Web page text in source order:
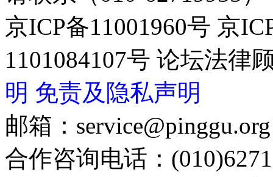
京ICP备11001960号 京
1101084107号 论坛法律
明 免责及隐私声明
邮箱：service@pinggu.org
合作咨询电话：